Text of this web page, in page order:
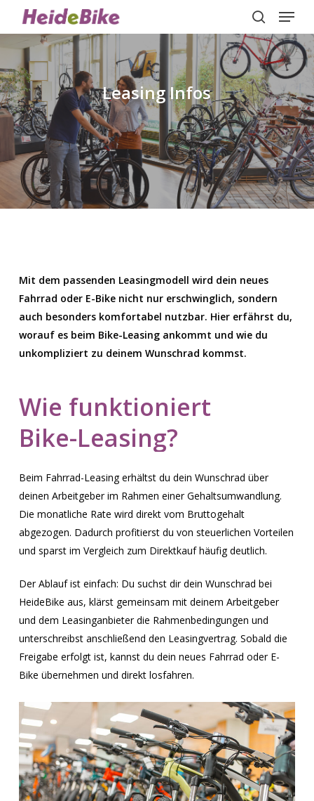
content
search
Menu
Leasing Infos
Mit dem passenden Leasingmodell wird dein neues
Fahrrad oder E-Bike nicht nur erschwinglich, sondern
auch besonders komfortabel nutzbar. Hier erfährst du,
worauf es beim Bike-Leasing ankommt und wie du
unkompliziert zu deinem Wunschrad kommst.
Wie funktioniert
Bike-Leasing?
Beim Fahrrad-Leasing erhältst du dein Wunschrad über
deinen Arbeitgeber im Rahmen einer Gehaltsumwandlung.
Die monatliche Rate wird direkt vom Bruttogehalt
abgezogen. Dadurch profitierst du von steuerlichen Vorteilen
und sparst im Vergleich zum Direktkauf häufig deutlich.
Der Ablauf ist einfach: Du suchst dir dein Wunschrad bei
HeideBike aus, klärst gemeinsam mit deinem Arbeitgeber
und dem Leasinganbieter die Rahmenbedingungen und
unterschreibst anschließend den Leasingvertrag. Sobald die
Freigabe erfolgt ist, kannst du dein neues Fahrrad oder E-
Bike übernehmen und direkt losfahren.
Close
Menu